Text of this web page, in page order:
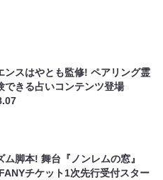
ンスはやとも監修! ペアリング霊
できる占いコンテンツ登場
ム脚本! 舞台『ノンレムの窓』
チケット1次先行受付スター